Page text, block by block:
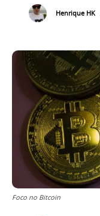
Henrique HK
Foco no Bitcoin